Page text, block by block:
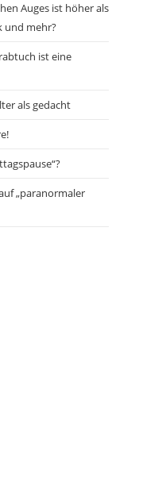
Auges ist höher als
und mehr?
ist eine
als gedacht
„paranormaler